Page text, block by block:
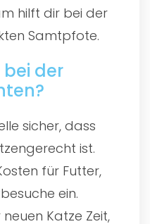
hilft dir bei der
Samtpfote.
der
sicher, dass
ist.
für Futter,
ein.
Katze Zeit,